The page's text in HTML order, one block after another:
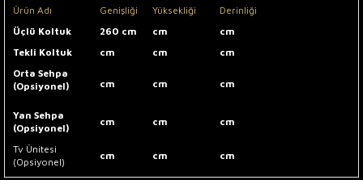
Ürün Adı
Genişliği Yüksekliği
Derinliği
Üçlü Koltuk
260 cm cm
cm
Tekli Koltuk
cm cm
cm
Orta Sehpa
(Opsiyonel)
cm cm cm
Yan Sehpa
(Opsiyonel)
cm cm cm
Tv Ünitesi
(Opsiyonel)
cm cm cm